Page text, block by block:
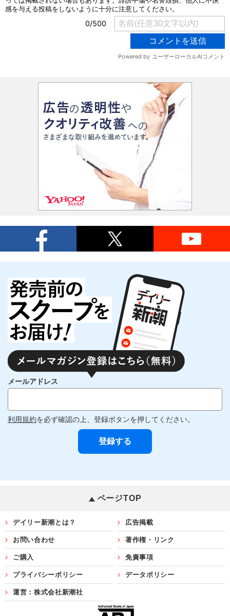
メールアドレス
利用規約を必ず確認の上、登録ボタンを押してください。
ページTOP
デイリー新潮とは？ 広告掲載
お問い合わせ 著作権・リンク
ご購入 免責事項
プライバシーポリシー データポリシー
運営：株式会社新潮社